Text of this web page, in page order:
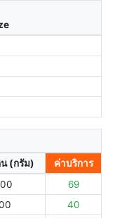
(กรัม)
ค่าบริการ
69
40